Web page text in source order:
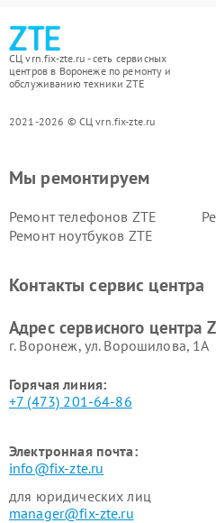
СЦ vrn.fix-zte.ru - сеть сервисных
центров в Воронеже по ремонту и
обслуживанию техники ZTE
2021-2026 © СЦ vrn.fix-zte.ru
Мы ремонтируем
Ремонт телефонов ZTE
Ремонт ноутбуков ZTE
Контакты сервис центра
Адрес сервисного центра
г. Воронеж, ул. Ворошилова, 1А
Горячая линия:
+7 (473) 201-64-86
Электронная почта:
info@fix-zte.ru
для юридических лиц
manager@fix-zte.ru